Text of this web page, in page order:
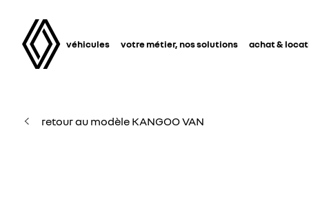
véhicules votre métier, nos solutions achat &
retour au modèle KANGOO VAN